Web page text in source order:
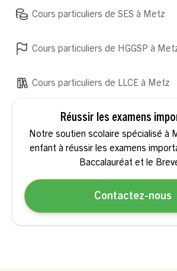
Cours particuliers de SES à Metz
Cours particuliers de HGGSP à
Cours particuliers de LLCE à Metz
Réussir les examens
Notre soutien scolaire spécialisé à
enfant à réussir les examens
Baccalauréat et le
Contactez-nous